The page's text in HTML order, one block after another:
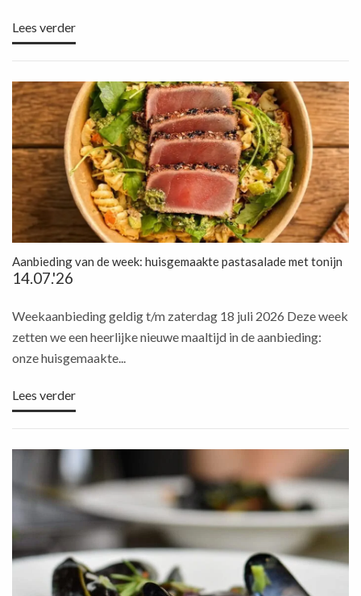
Lees verder
Aanbieding van de week: huisgemaakte pastasalade met tonijn
14.07.'26
Weekaanbieding geldig t/m zaterdag 18 juli 2026 Deze week
zetten we een heerlijke nieuwe maaltijd in de aanbieding:
onze huisgemaakte...
Lees verder